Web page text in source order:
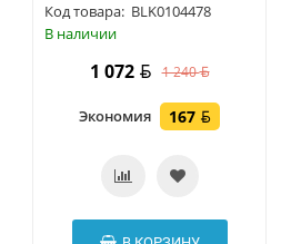
Код товара: BLK0104478
В наличии
1 072 1 240
Экономия 167